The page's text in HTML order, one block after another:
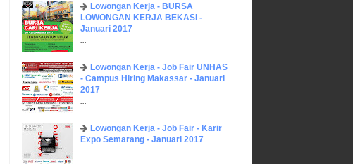
Lowongan Kerja - BURSA
LOWONGAN KERJA BEKASI -
Januari 2017
...
Lowongan Kerja - Job Fair UNHAS
- Campus Hiring Makassar - Januari
2017
...
Lowongan Kerja - Job Fair - Karir
Expo Semarang - Januari 2017
...